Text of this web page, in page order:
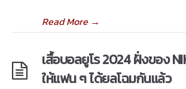
Read More→
เสื้อบอลยูโร 2024 ฝั่งของ
ให้แฟน ๆ ได้ยลโฉมกันแล้ว